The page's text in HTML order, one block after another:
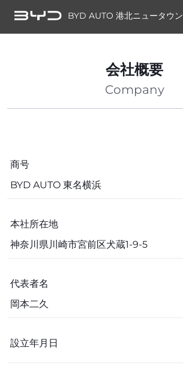
BYD AUTO 港北ニュータウン
会社概要
Company
商号
BYD AUTO 東名横浜
本社所在地
神奈川県川崎市宮前区犬蔵1-9-5
代表者名
岡本二久
設立年月日